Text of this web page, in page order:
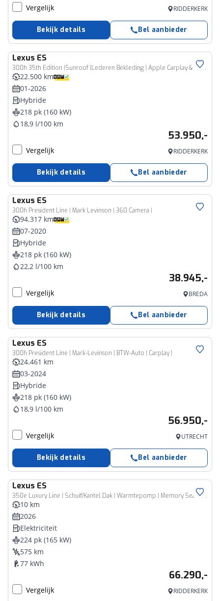
Vergelijk RIDDERKERK
Bekijk details Bel aanbieder
Lexus ES
300h 35th Edition |Sunroof |Lederen Bekleding | Apple Carplay & Android Auto |
22.500 km
01-2026
Hybride
218 pk (160 kW)
18,9 l/100 km
53.950,-
Vergelijk RIDDERKERK
Bekijk details Bel aanbieder
Lexus ES
300h President Line | Mark Levinson | 360 Camera |
94.317 km
07-2020
Hybride
218 pk (160 kW)
22,2 l/100 km
38.945,-
Vergelijk BREDA
Bekijk details Bel aanbieder
Lexus ES
300h President Line | Mark-Levinson | BTW-Auto | Carplay |
24.461 km
03-2024
Hybride
218 pk (160 kW)
18,9 l/100 km
56.950,-
Vergelijk UTRECHT
Bekijk details Bel aanbieder
Lexus ES
350e Luxury Line | Schuif/Kantel Dak | Warmtepomp | Memory Seats | Verwarmde En Geventileerde Stolen |
10 km
2026
Elektriciteit
224 pk (165 kW)
575 km
77 kWh
66.290,-
Vergelijk RIDDERKERK